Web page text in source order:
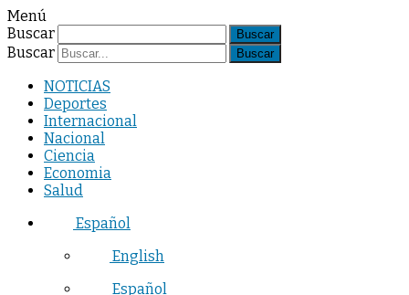
Menú
Buscar
Buscar
NOTICIAS
Deportes
Internacional
Nacional
Ciencia
Economia
Salud
Español
English
Español